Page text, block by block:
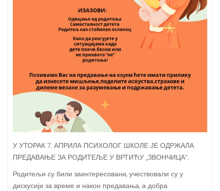
У УТОРАК 7. АПРИЛА ПСИХОЛОГ ШКОЛЕ ЈЕ ОДРЖАЛА
ПРЕДАВАЊЕ ЗА РОДИТЕЉЕ У ВРТИЋУ „ЗВОНЧИЦА“.
Родитељи су били заинтересовани, учествовали су у
дискусији за време и након предавања, а добра